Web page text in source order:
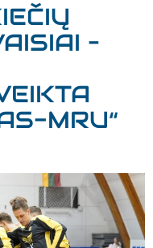
–
MRU“